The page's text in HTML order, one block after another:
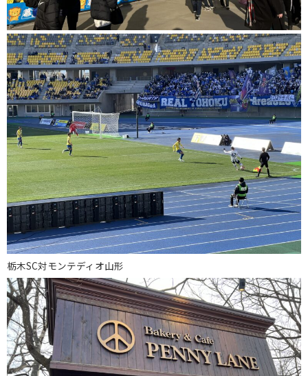
栃木SC対モンテディオ山形